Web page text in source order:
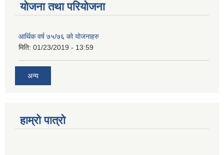
योजना तथा परियोजना
आर्थिक वर्ष ७५/७६ को योजनाहरु
मिति: 01/23/2019 - 13:59
अन्य
हाम्रो पात्रो